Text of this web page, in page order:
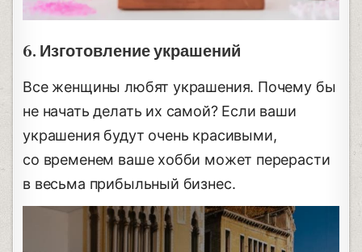
6. Изготовление украшений
Все женщины любят украшения. Почему бы
не начать делать их самой? Если ваши
украшения будут очень красивыми,
со временем ваше хобби может перерасти
в весьма прибыльный бизнес.